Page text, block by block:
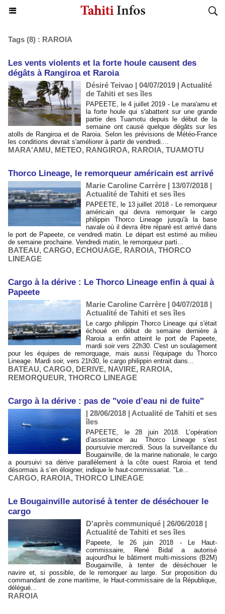
Tags (8) : RAROIA
Les vents violents et la forte houle causent des
dégâts à Rangiroa et Raroia
Désiré Teivao | 04/07/2019 | Actualité
de Tahiti et ses îles
PAPEETE, le 4 juillet 2019 - Le mara'amu et
la forte houle qui s'abattent sur une grande
partie des Tuamotu depuis le début de la
semaine ont causé quelque dégâts sur les
atolls de Rangiroa et de Raroia. Selon les prévisions de Météo-France
les conditions devrait s'améliorer à partir de vendredi....
MARA'AMU, METEO, RANGIROA, RAROIA, TUAMOTU
Thorco Lineage, le remorqueur américain est arrivé
Marie Caroline Carrère | 13/07/2018 |
Actualité de Tahiti et ses îles
PAPEETE, le 13 juillet 2018 - Le remorqueur
américain qui devra remorquer le cargo
philippin Thorco Lineage jusqu'à la base
navale où il devra être réparé est arrivé dans
le port de Papeete, ce vendredi matin. Le départ est estimé au milieu
de semaine prochaine. Vendredi matin, le remorqueur parti...
BATEAU, CARGO, ECHOUAGE, RAROIA, THORCO
LINEAGE
Cargo à la dérive : Le Thorco Lineage enfin à quai à
Papeete
Marie Caroline Carrère | 04/07/2018 |
Actualité de Tahiti et ses îles
Le cargo philippin Thorco Lineage qui s'était
échoué en début de semaine dernière à
Raroia a enfin atteint le port de Papeete,
mardi soir vers 22h30. C'est un soulagement
pour les équipes de remorquage, mais aussi l'équipage du Thorco
Lineage. Mardi soir, vers 21h30, le cargo philippin entrait dans...
BATEAU, CARGO, DERIVE, NAVIRE, RAROIA,
REMORQUEUR, THORCO LINEAGE
Cargo à la dérive : pas de "voie d’eau ni de fuite"
| 28/06/2018 | Actualité de Tahiti et ses
îles
PAPEETE, le 28 juin 2018. L’opération
d’assistance au Thorco Lineage s’est
poursuivie mercredi. Sous la surveillance du
Bougainville, de la marine nationale, le cargo
a poursuivi sa dérive parallèlement à la côte ouest Raroia et tend
désormais à s’en éloigner, indique le haut-commissariat. "Le...
CARGO, RAROIA, THORCO LINEAGE
Le Bougainville autorisé à tenter de déséchouer le
cargo
D'après communiqué | 26/06/2018 |
Actualité de Tahiti et ses îles
Papeete, le 26 juin 2018 - Le Haut-
commissaire, René Bidal a autorisé
aujourd'hui le bâtiment multi-missions (B2M)
Bougainville, à tenter de déséchouer le
navire et, si possible, de le remorquer au large. Sur proposition du
commandant de zone maritime, le Haut-commissaire de la République,
délégué...
RAROIA